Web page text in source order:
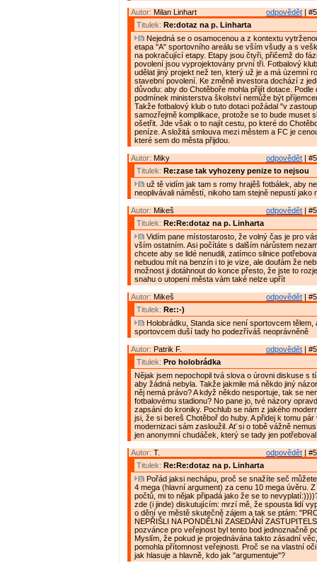
odpovědět |
Autor: Milan Linhart
Titulek: Re:dotaz na p. Linharta
Nejedná se o osamocenou a z kontextu
etapa "A" sportovního areálu se vším všudy a s
na pokračující etapy. Etapy jsou čtyři, přičemž do
povolení jsou vyprojektovány první tři. Fotbalový
udělat jiný projekt než ten, který už je a má územní
stavební povolení. Ke změně investora dochází z
důvodu: aby do Chotěboře mohla přijít dotace. Podle
podmínek ministerstva školství nemůže být
Takže fotbalový klub o tuto dotaci požádal "v
samozřejmě komplikace, protože se to bude muset
ošetřit. Jde však o to najít cestu, po které do
peníze. A složitá smlouva mezi městem a FC je
které sem do města přijdou.
odpovědět |
Autor: Miky
Titulek: Re:zase tak vyhozeny penize to nejsou
už tě vidím jak tam s romy hrajěš fotbálek, aby
neoplivávali náměstí, nikoho tam stejně nepustí jako
odpovědět |
Autor: Mikeš
Titulek: Re:Re:dotaz na p. Linharta
Vidím pane místostarosto, že volný čas je pro
vším ostatním. Asi počítáte s dalším nárůstem
chcete aby se lidé nenudili, zatímco silnice
nebudou mít na benzín i to je vize, ale doufám že
možnost ji dotáhnout do konce přesto, že jste to
snahu o utopení města vám také nelze upřít
odpovědět |
Autor: Mikeš
Titulek: Re::-)
Holobrádku, Standa sice není sportovcem tělem,
sportovcem duší tady ho podezříváš neoprávněně
odpovědět |
Autor: Patrik F.
Titulek: Pro holobrádka
Nějak jsem nepochopil tvá slova o úrovni diskuse s
aby žádná nebyla. Takže jakmile má někdo jiný
něj nemá právo? A když někdo nesportuje, tak se
fotbalovému stadionu? No pane jo, tvé názory
zapsání do kroniky. Pochlub se nám z jakého
jsi, že si bereš Chotěboř do huby. A přidej k tomu
modernizaci sám zasloužil. Ať si o tobě vážně
jen anonymní chudáček, který se tady jen
odpovědět |
Autor: T.
Titulek: Re:Re:dotaz na p. Linharta
Pořád jaksi nechápu, proč se snažíte seč
4 mega (hlavní argument) za cenu 10 mega úvěru.
počtů, mi to nějak připadá jako že se to
zde (i jinde) diskutujícím: mrzí mě, že spousta lidí
o dění ve městě skutečně zájem a tak se ptám:
NEPŘIŠLI NA PONDĚLNÍ ZASEDÁNÍ
pozvánce pro veřejnost byl tento bod jednoznačně
Myslím, že pokud je projednávána takto zásadní
pomohla přítomnost veřejnosti. Proč se na vlastní
jak hlasuje a hlavně, kdo jak "argumentuje"?